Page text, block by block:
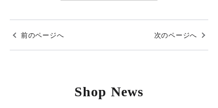
前のページへ 次のページへ
Shop News